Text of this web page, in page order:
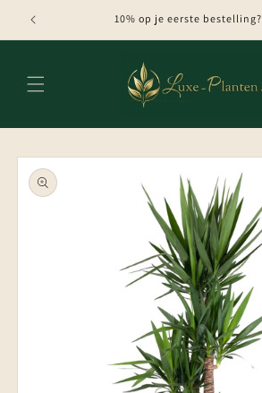
naar de
content
10% op je eerste bestelling?
direct naar